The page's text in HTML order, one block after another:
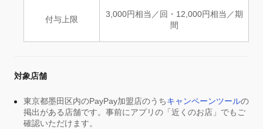
付与上限
3,000円相当／回・12,000円相当／期
間
対象店舗
東京都墨田区内のPayPay加盟店のうちキャンペーンツールの
掲出がある店舗です。事前にアプリの「近くのお店」でもご
確認いただけます。